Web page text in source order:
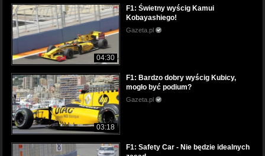
04:30
F1: Świetny wyścig Kamui
Kobayashiego!
Gazeta.pl
03:18
F1: Bardzo dobry wyścig Kubicy,
mogło być podium?
Gazeta.pl
F1: Safety Car - Nie będzie idealnych